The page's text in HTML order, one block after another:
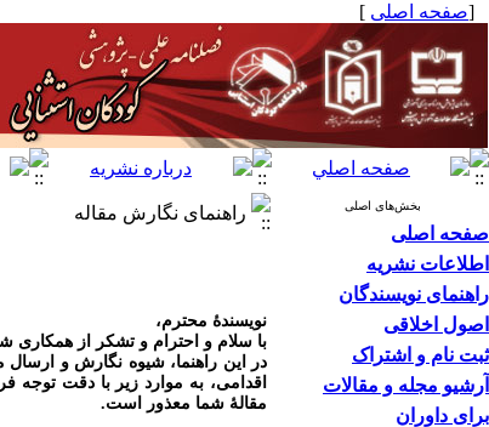
[صفحه اصلی ]
بخش‌های اصلی
صفحه اصلی
اطلاعات نشریه
راهنمای نویسندگان
اصول اخلاقی
ثبت نام و اشتراک
آرشیو مجله و مقالات
برای داوران
راهنمای نگارش مقاله
نویسندۀ محترم،
با سلام و احترام و تشکر از همکاری
در این راهنما، شیوه نگارش و
اقدامی، به موارد زیر با دقت توجه
مقالۀ شما معذور است.